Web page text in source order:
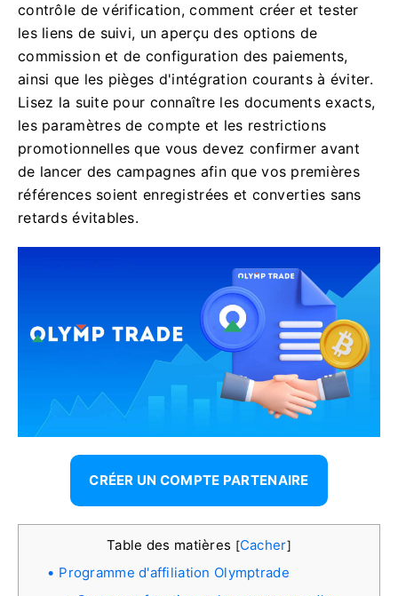
contrôle de vérification, comment créer et tester
les liens de suivi, un aperçu des options de
commission et de configuration des paiements,
ainsi que les pièges d'intégration courants à éviter.
Lisez la suite pour connaître les documents exacts,
les paramètres de compte et les restrictions
promotionnelles que vous devez confirmer avant
de lancer des campagnes afin que vos premières
références soient enregistrées et converties sans
retards évitables.
CRÉER UN COMPTE PARTENAIRE
Table des matières [Cacher]
Programme d'affiliation Olymptrade